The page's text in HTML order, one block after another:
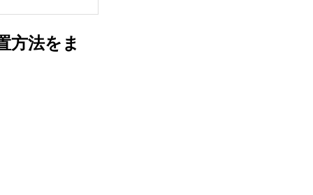
方法をま